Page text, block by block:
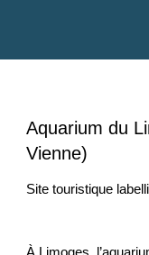
Aquarium du
Vienne)
Site touristique